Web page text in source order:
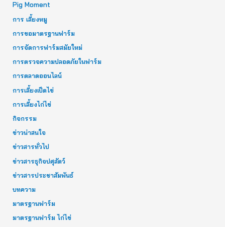
h
f
o
r
:
Pig Moment
การ เลี้ยงหมู
การขอมาตรฐานฟาร์ม
การจัดการฟาร์มสมัยใหม่
การตรวจความปลอดภัยในฟาร์ม
การตลาดออนไลน์
การเลี้ยงเป็ดไข่
การเลี้ยงไก่ไข่
กิจกรรม
ข่าวน่าสนใจ
ข่าวสารทั่วไป
ข่าวสารธุกิจปศุสัตว์
ข่าวสารประชาสัมพันธ์
บทความ
มาตรฐานฟาร์ม
มาตรฐานฟาร์ม ไก่ไข่